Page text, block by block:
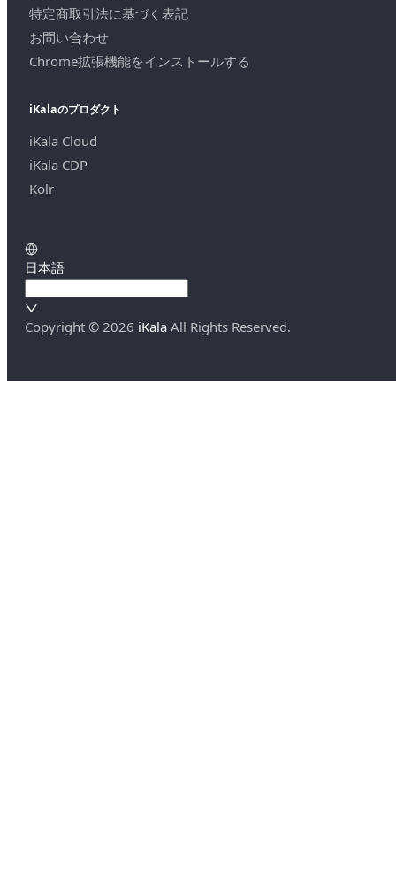
特定商取引法に基づく表記
お問い合わせ
Chrome拡張機能をインストールする
iKalaのプロダクト
iKala Cloud
iKala CDP
Kolr
日本語
Copyright © 2026 iKala All Rights Reserved.